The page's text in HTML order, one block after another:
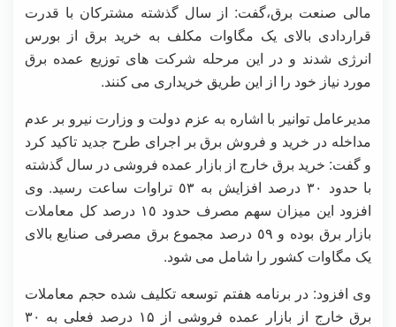
مالی صنعت برق،گفت: از سال گذشته مشترکان با قدرت
قراردادی بالای یک مگاوات مکلف به خرید برق از بورس
انرژی شدند و در این مرحله شرکت های توزیع عمده برق
مورد نیاز خود را از این طریق خریداری می کنند.
مدیرعامل توانیر با اشاره به عزم دولت و وزارت نیرو بر عدم
مداخله در خرید و فروش برق بر اجرای طرح جدید تاکید کرد
و گفت: خرید برق خارج از بازار عمده فروشی در سال گذشته
با حدود ٣٠ درصد افزایش به ٥٣ تراوات ساعت رسید. وی
افزود این میزان سهم مصرف حدود ١٥ درصد کل معاملات
بازار برق بوده و ٥٩ درصد مجموع برق مصرفی صنایع بالای
یک مگاوات کشور را شامل می شود.
وی افزود: در برنامه هفتم توسعه تکلیف شده حجم معاملات
برق خارج از بازار عمده فروشی از ۱۵ درصد فعلی به ٣٠